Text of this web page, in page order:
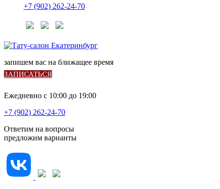
+7 (902) 262-24-70
запишем вас на ближащее время
ЗАПИСАТЬСЯ
Ежедневно с 10:00 до 19:00
+7 (902) 262-24-70
Ответим на вопросы
предложим варианты